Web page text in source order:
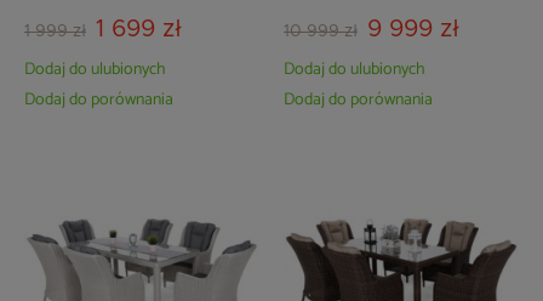
1 999 zł 1 699 zł
Dodaj do ulubionych
Dodaj do porównania
10 999 zł 9 999 zł
Dodaj do ulubionych
Dodaj do porównania